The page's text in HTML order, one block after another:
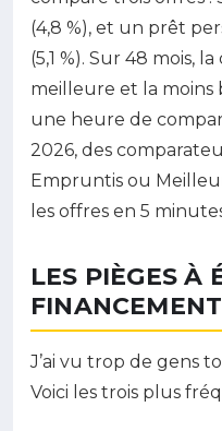
(4,8 %), et un prêt
(5,1 %). Sur 48 mois,
meilleure et la moins
une heure de
2026, des
Empruntis ou
les offres en 5
LES PIÈGES À
J’ai vu trop de gens
Voici les trois plus